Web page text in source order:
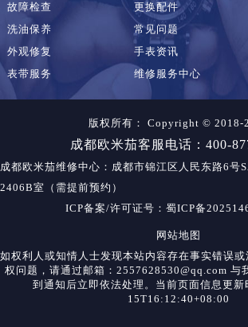
故障检查
洗油保养
外观修复
表带服务
更换配件
常见问题
手表资讯
维修服务中心
版权所有： Copyright © 2018-
成都欧米茄客服电话：400-
成都欧米茄维修中心 ：成都市锦江区人民东路6号
2406B室（需提前预约）
ICP备案/许可证号：蜀ICP备
网站地图
如权利人或知情人士发现本站内容存在事实错误
权问题，请通过邮箱：2557628530@qq.com 与
到通知后立即依法处理。当前页面信息更
15T16:12:40+08:00